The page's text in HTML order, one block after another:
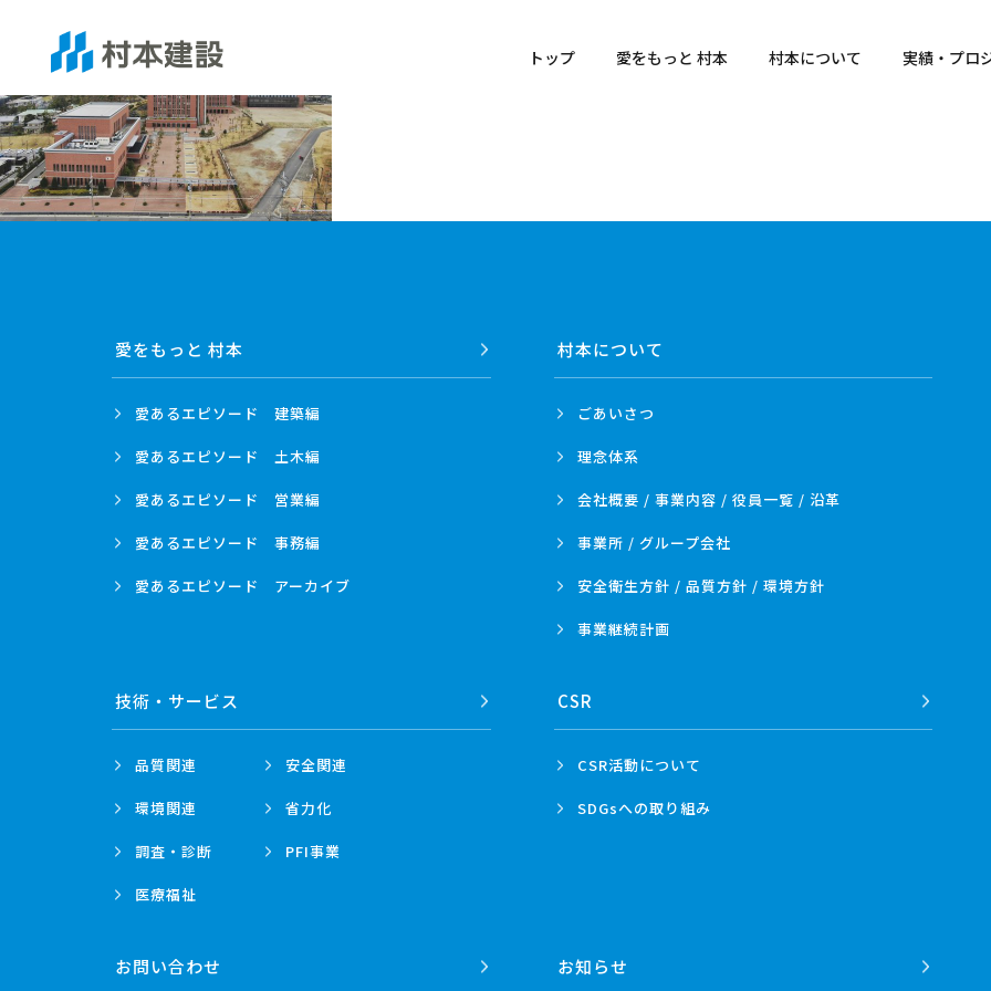
トップ 愛をもっと 村本 村本について 実績・プロ
愛をもっと 村本
愛あるエピソード 建築編
愛あるエピソード 土木編
愛あるエピソード 営業編
愛あるエピソード 事務編
愛あるエピソード アーカイブ
村本について
ごあいさつ
理念体系
会社概要 / 事業内容 / 役員一覧 / 沿革
事業所 / グループ会社
安全衛生方針 / 品質方針 / 環境方針
事業継続計画
技術・ サービス
品質関連 安全関連
環境関連 省力化
調査・診断 PFI事業
医療福祉
CSR
CSR活動について
SDGsへの取り組み
お問い合わせ お知らせ